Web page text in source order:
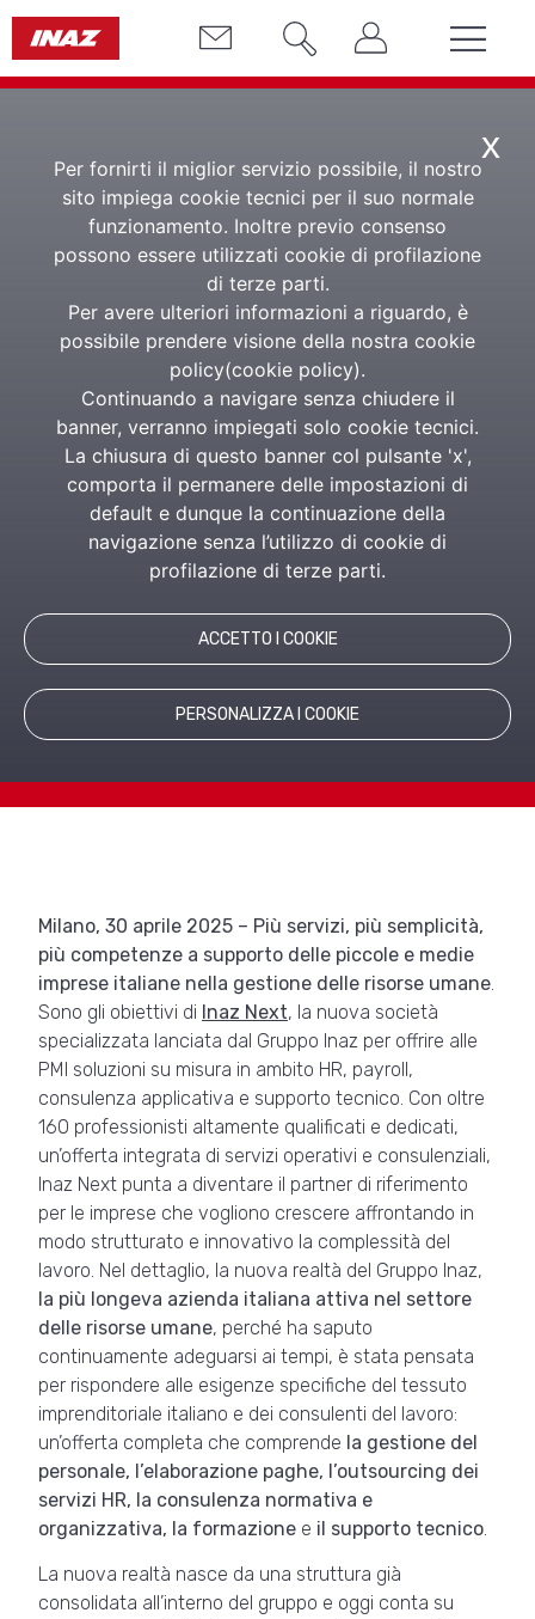
x
Per fornirti il miglior servizio possibile, il nostro
sito impiega cookie tecnici per il suo normale
funzionamento. Inoltre previo consenso
possono essere utilizzati cookie di profilazione
di terze parti.
Per avere ulteriori informazioni a riguardo, è
possibile prendere visione della nostra cookie
policy(cookie policy).
Continuando a navigare senza chiudere il
banner, verranno impiegati solo cookie tecnici.
La chiusura di questo banner col pulsante 'x',
comporta il permanere delle impostazioni di
default e dunque la continuazione della
navigazione senza l’utilizzo di cookie di
profilazione di terze parti.
ACCETTO I COOKIE
PERSONALIZZA I COOKIE
Nasce Inaz Next,
servizi su misura per le
PMI italiane
Al via una nuova società nel gruppo Inaz
con oltre 160 professionisti per progetti
HR, payroll e soluzioni evolute al
personale: una struttura dedicata alle
piccole e medie imprese, pensata per
offrire competenze specifiche e risposte
operative in un mercato in rapida
trasformazione.
La Presidente Gilli: «Così accompagniamo
la crescita delle aziende»
Milano, 30 aprile 2025 – Più servizi, più semplicità,
più competenze a supporto delle piccole e medie
imprese italiane nella gestione delle risorse umane.
Sono gli obiettivi di Inaz Next, la nuova società
specializzata lanciata dal Gruppo Inaz per offrire alle
PMI soluzioni su misura in ambito HR, payroll,
consulenza applicativa e supporto tecnico. Con oltre
160 professionisti altamente qualificati e dedicati,
un’offerta integrata di servizi operativi e consulenziali,
Inaz Next punta a diventare il partner di riferimento
per le imprese che vogliono crescere affrontando in
modo strutturato e innovativo la complessità del
lavoro. Nel dettaglio, la nuova realtà del Gruppo Inaz,
la più longeva azienda italiana attiva nel settore
delle risorse umane, perché ha saputo
continuamente adeguarsi ai tempi, è stata pensata
per rispondere alle esigenze specifiche del tessuto
imprenditoriale italiano e dei consulenti del lavoro:
un’offerta completa che comprende la gestione del
personale, l’elaborazione paghe, l’outsourcing dei
servizi HR, la consulenza normativa e
organizzativa, la formazione e il supporto tecnico.
La nuova realtà nasce da una struttura già
consolidata all’interno del gruppo e oggi conta su